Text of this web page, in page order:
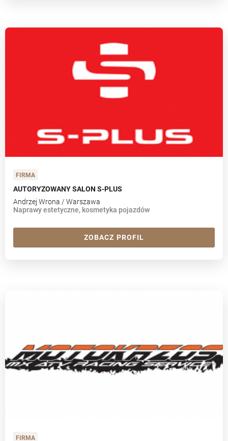
FIRMA
AUTORYZOWANY SALON S-PLUS
Andrzej Wrona / Warszawa
Naprawy estetyczne, kosmetyka pojazdów
ZOBACZ PROFIL
FIRMA